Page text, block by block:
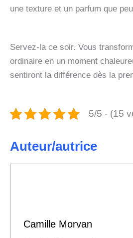
une texture et un parfum que
Servez-la ce soir. Vous
ordinaire en un moment
sentiront la différence dès la
5/5 - (15
Auteur/autrice
Camille Morvan